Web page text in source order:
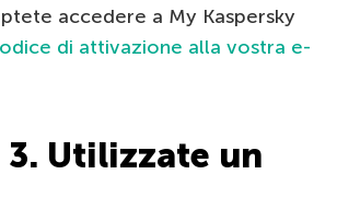
accedere a My Kaspersky
di attivazione alla vostra e-
Utilizzate un